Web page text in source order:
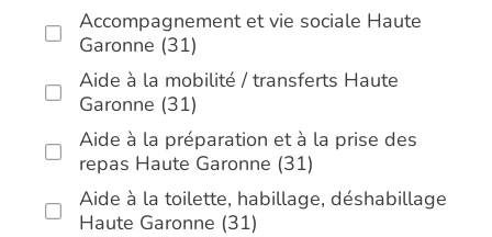
Accompagnement et vie sociale Haute
Garonne (31)
Aide à la mobilité / transferts Haute
Garonne (31)
Aide à la préparation et à la prise des
repas Haute Garonne (31)
Aide à la toilette, habillage, déshabillage
Haute Garonne (31)